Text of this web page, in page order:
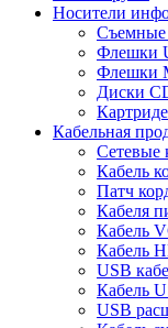
Носители
Съемные
Флешки
Флешки
Диски
Кабельная
Сетевые
Кабель
Патч
Кабеля
Кабель
Кабель
USB
Кабель
USB